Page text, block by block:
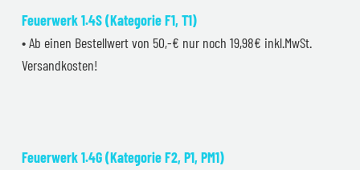
Feuerwerk 1.4S (Kategorie F1, T1)
• Ab einen Bestellwert von 50,-€ nur noch 19,98€ inkl.MwSt.
Versandkosten!
Feuerwerk 1.4G (Kategorie F2, P1, PM1)